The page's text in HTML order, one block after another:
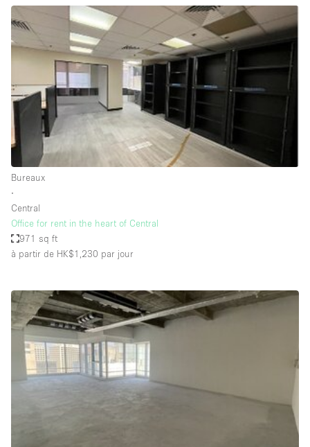
Kiosque / Stand / Corner
Lobby / Accueil
Maison / Villa / Hôtel Particulier
Restaurant / Bar / Café
Rooftop
Salle
Salle de Conférence
Salle de Réunion
Salon Beauté / Coiffure
Studio Photo / Tournage
Caractéristiques de l'espace
Accès aux handicapés
Air conditionné
Animals Friendly
Ascenseur
Bureaux
∙
Central
Office for rent in the heart of Central
971 sq ft
à partir de HK$1,230 par jour